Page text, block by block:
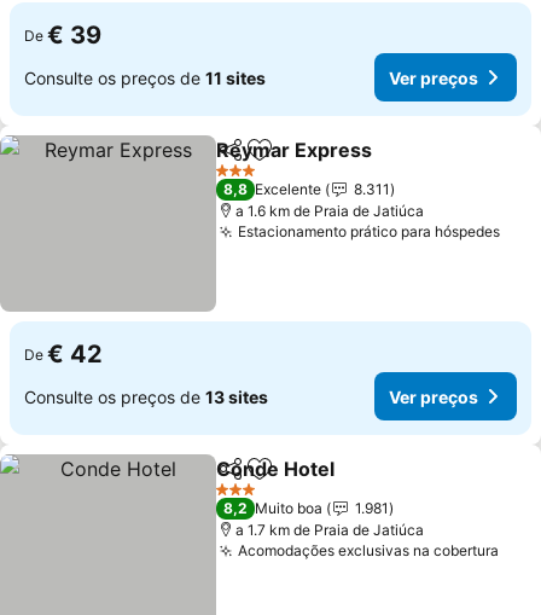
De € 39
Consulte os preços de 11 sites Ver preços
PartilharAdicionar aos favoritos
Reymar Express
3 Estrelas
8,8 Excelente
8.311
a 1.6 km de Praia de Jatiúca
Estacionamento prático para hóspedesVer
De € 42
Consulte os preços de 13 sites Ver preços
PartilharAdicionar aos favoritos
Conde Hotel
3 Estrelas
8,2 Muito boa
1.981
a 1.7 km de Praia de Jatiúca
Acomodações exclusivas na cobertura